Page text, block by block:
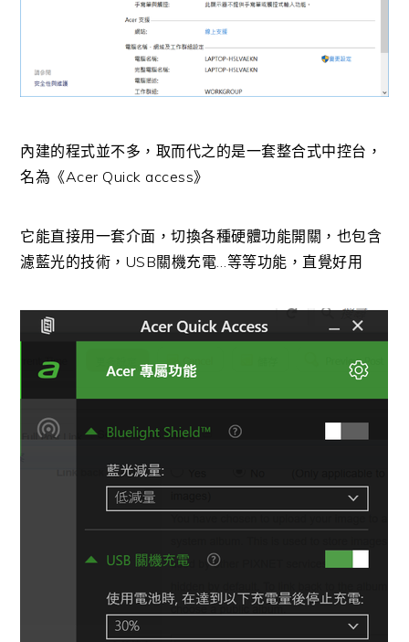
內建的程式並不多，取而代之的是一套整合式中控台，
名為《Acer Quick access》
它能直接用一套介面，切換各種硬體功能開關，也包含
濾藍光的技術，USB關機充電…等等功能，直覺好用